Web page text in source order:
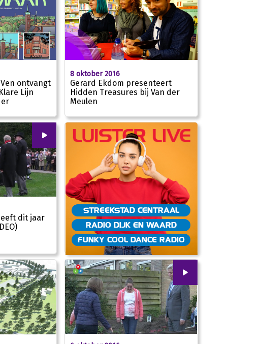
ontvangt
Lijn
8 oktober 2016
Gerard Ekdom presenteert
Hidden Treasures bij Van der
Meulen
00:00
dit jaar
STREEKSTAD CENTRAAL
RADIO DIJK EN WAARD
FUNKY COOL DANCE RADIO
00 00